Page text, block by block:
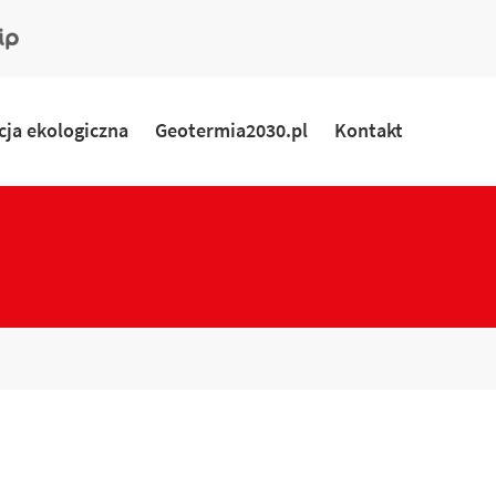
ekologiczna Geotermia2030.pl Kontakt